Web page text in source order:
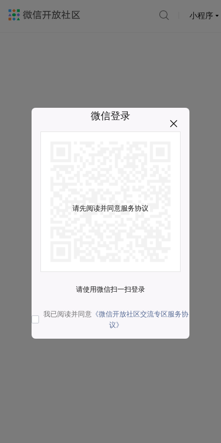
小程序
微信登录
请先阅读并同意服务协议
请使用微信扫一扫登录
我已阅读并同意 《微信开放社区交流专区服务协
议》